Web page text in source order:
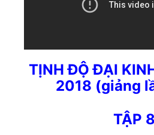
TỊNH ĐỘ ĐẠI
2018 (giảng
TẬP 8